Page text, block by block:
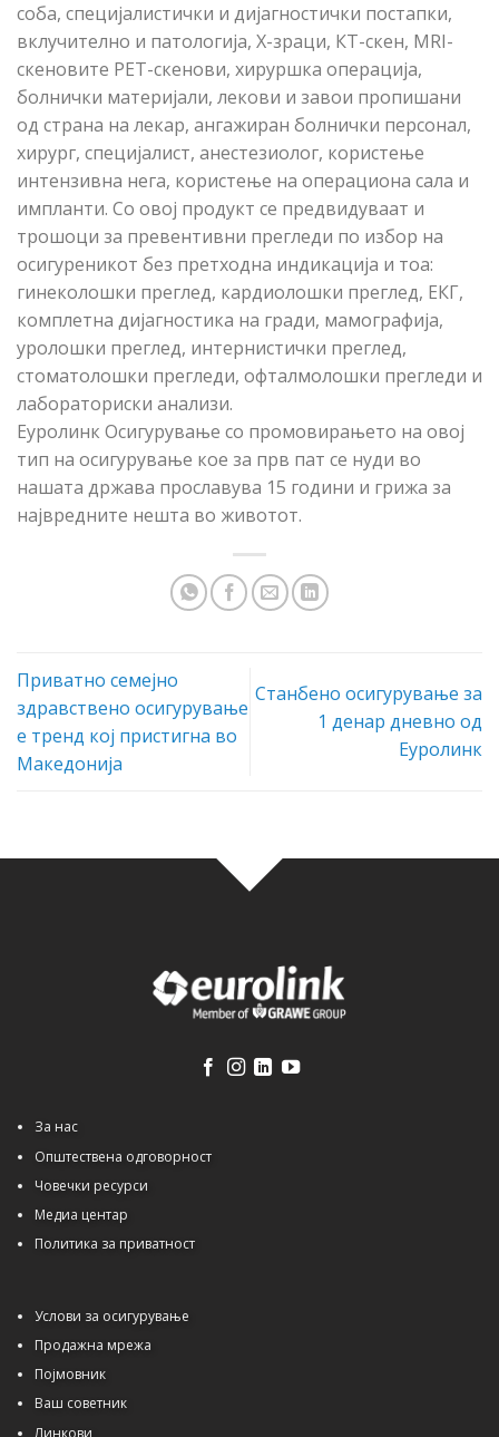
соба, специјалистички и дијагностички постапки,
вклучително и патологија, Х-зраци, КТ-скен, MRI-
скеновите PET-скенови, хируршка операција,
болнички материјали, лекови и завои пропишани
од страна на лекар, ангажиран болнички персонал,
хирург, специјалист, анестезиолог, користење
интензивна нега, користење на операциона сала и
импланти. Со овој продукт се предвидуваат и
трошоци за превентивни прегледи по избор на
осигуреникот без претходна индикација и тоа:
гинеколошки преглед, кардиолошки преглед, ЕКГ,
комплетна дијагностика на гради, мамографија,
уролошки преглед, интернистички преглед,
стоматолошки прегледи, офталмолошки прегледи и
лабораториски анализи.
Еуролинк Осигурување со промовирањето на овој
тип на осигурување кое за прв пат се нуди во
нашата држава прославува 15 години и грижа за
највредните нешта во животот.
Приватно семејно
здравствено осигурување
е тренд кој пристигна во
Македонија
Станбено осигурување за
1 денар дневно од
Еуролинк
За нас
Општествена одговорност
Човечки ресурси
Медиа центар
Политика за приватност
Услови за осигурување
Продажна мрежа
Појмовник
Ваш советник
Линкови